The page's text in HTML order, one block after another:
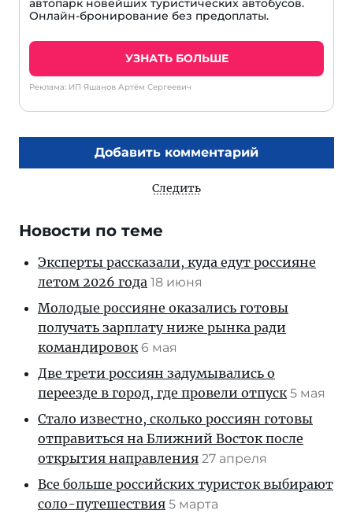
автопарк новейших туристических автобусов.
Онлайн-бронирование без предоплаты.
УЗНАТЬ БОЛЬШЕ
Реклама: ИП Яшанов Артём Сергеевич
Добавить комментарий
Следить
Новости по теме
Эксперты рассказали, куда едут россияне
летом 2026 года 18 июня
Молодые россияне оказались готовы
получать зарплату ниже рынка ради
командировок 6 мая
Две трети россиян задумывались о
переезде в город, где провели отпуск 5 мая
Стало известно, сколько россиян готовы
отправиться на Ближний Восток после
открытия направления 27 апреля
Все больше российских туристок выбирают
соло-путешествия 5 марта